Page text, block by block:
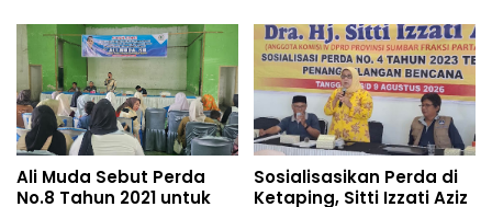
Ali Muda Sebut Perda
No.8 Tahun 2021 untuk
Sosialisasikan Perda di
Ketaping, Sitti Izzati Aziz